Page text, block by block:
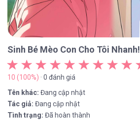
Sinh Bé Mèo Con Cho Tôi Nhanh!
10 (100%) · 0 đánh giá
Tên khác: Đang cập nhật
Tác giả: Đang cập nhật
Tình trạng: Đã hoàn thành